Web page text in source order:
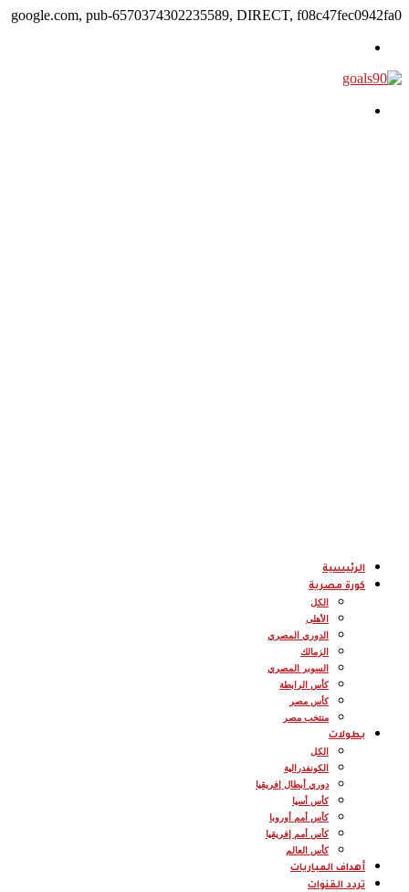
google.com, pub-6570374302235589, DIRECT, f08c47fec0942fa0
الرئيسية
كورة مصرية
الكل
الأهلى
الدوري المصري
الزمالك
السوبر المصري
كأس الرابطة
كأس مصر
منتخب مصر
بطولات
الكل
الكونفدرالية
دوري أبطال إفريقيا
كأس أسيا
كأس أمم أوروبا
كأس أمم إفريقيا
كأس العالم
أهداف المباريات
تردد القنوات